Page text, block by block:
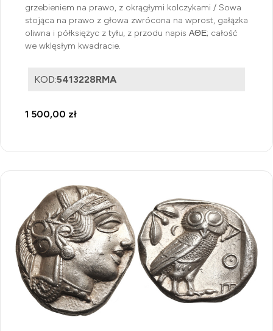
grzebieniem na prawo, z okrągłymi kolczykami / Sowa
stojąca na prawo z głowa zwrócona na wprost, gałązka
oliwna i półksiężyc z tyłu, z przodu napis ΑΘΕ; całość
we wklęsłym kwadracie.
KOD:5413228RMA
1 500,00 zł